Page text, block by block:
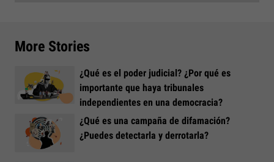
More Stories
¿Qué es el poder judicial? ¿Por qué es
importante que haya tribunales
independientes en una democracia?
¿Qué es una campaña de difamación?
¿Puedes detectarla y derrotarla?